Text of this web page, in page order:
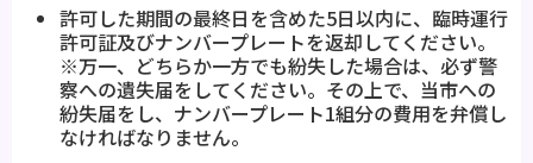
許可した期間の最終日を含めた5日以内に、臨時運行
許可証及びナンバープレートを返却してください。
※万一、どちらか一方でも紛失した場合は、必ず警
察への遺失届をしてください。その上で、当市への
紛失届をし、ナンバープレート1組分の費用を弁償し
なければなりません。